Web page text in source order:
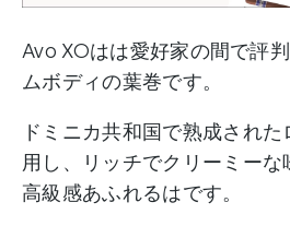
Avo XOはは愛好家の間で評
ムボディの葉巻です。
ドミニカ共和国で熟成され
用し、リッチでクリーミーな
高級感あふれるはです。